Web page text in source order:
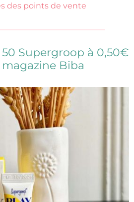
des points de vente
Supergroop à 0,50€
magazine Biba